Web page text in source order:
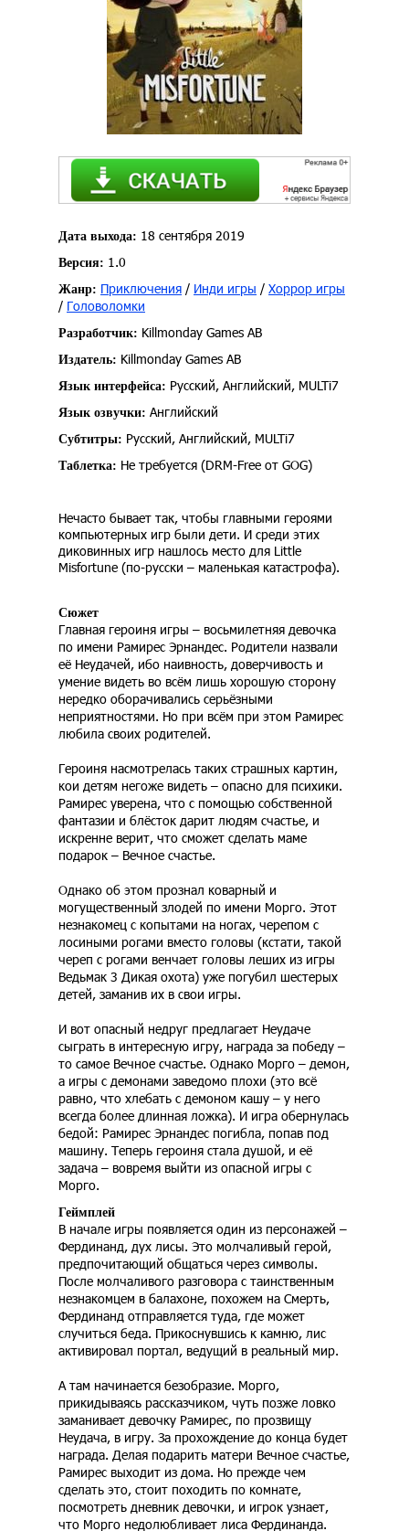
Дата выхода: 18 сентября 2019
Версия: 1.0
Жанр: Приключения / Инди игры / Хоррор игры
/ Головоломки
Разработчик: Killmonday Games AB
Издатель: Killmonday Games AB
Язык интерфейса: Русский, Английский, MULTi7
Язык озвучки: Английский
Субтитры: Русский, Английский, MULTi7
Таблетка: Не требуется (DRM-Free от GOG)
Нечасто бывает так, чтобы главными героями
компьютерных игр были дети. И среди этих
диковинных игр нашлось место для Little
Misfortune (по-русски – маленькая катастрофа).
Сюжет
Главная героиня игры – восьмилетняя девочка
по имени Рамирес Эрнандес. Родители назвали
её Неудачей, ибо наивность, доверчивость и
умение видеть во всём лишь хорошую сторону
нередко оборачивались серьёзными
неприятностями. Но при всём при этом Рамирес
любила своих родителей.
Героиня насмотрелась таких страшных картин,
кои детям негоже видеть – опасно для психики.
Рамирес уверена, что с помощью собственной
фантазии и блёсток дарит людям счастье, и
искренне верит, что сможет сделать маме
подарок – Вечное счастье.
Однако об этом прознал коварный и
могущественный злодей по имени Морго. Этот
незнакомец с копытами на ногах, черепом с
лосиными рогами вместо головы (кстати, такой
череп с рогами венчает головы леших из игры
Ведьмак 3 Дикая охота) уже погубил шестерых
детей, заманив их в свои игры.
И вот опасный недруг предлагает Неудаче
сыграть в интересную игру, награда за победу –
то самое Вечное счастье. Однако Морго – демон,
а игры с демонами заведомо плохи (это всё
равно, что хлебать с демоном кашу – у него
всегда более длинная ложка). И игра обернулась
бедой: Рамирес Эрнандес погибла, попав под
машину. Теперь героиня стала душой, и её
задача – вовремя выйти из опасной игры с
Морго.
Геймплей
В начале игры появляется один из персонажей –
Фердинанд, дух лисы. Это молчаливый герой,
предпочитающий общаться через символы.
После молчаливого разговора с таинственным
незнакомцем в балахоне, похожем на Смерть,
Фердинанд отправляется туда, где может
случиться беда. Прикоснувшись к камню, лис
активировал портал, ведущий в реальный мир.
А там начинается безобразие. Морго,
прикидываясь рассказчиком, чуть позже ловко
заманивает девочку Рамирес, по прозвищу
Неудача, в игру. За прохождение до конца будет
награда. Делая подарить матери Вечное счастье,
Рамирес выходит из дома. Но прежде чем
сделать это, стоит походить по комнате,
посмотреть дневник девочки, и игрок узнает,
что Морго недолюбливает лиса Фердинанда.